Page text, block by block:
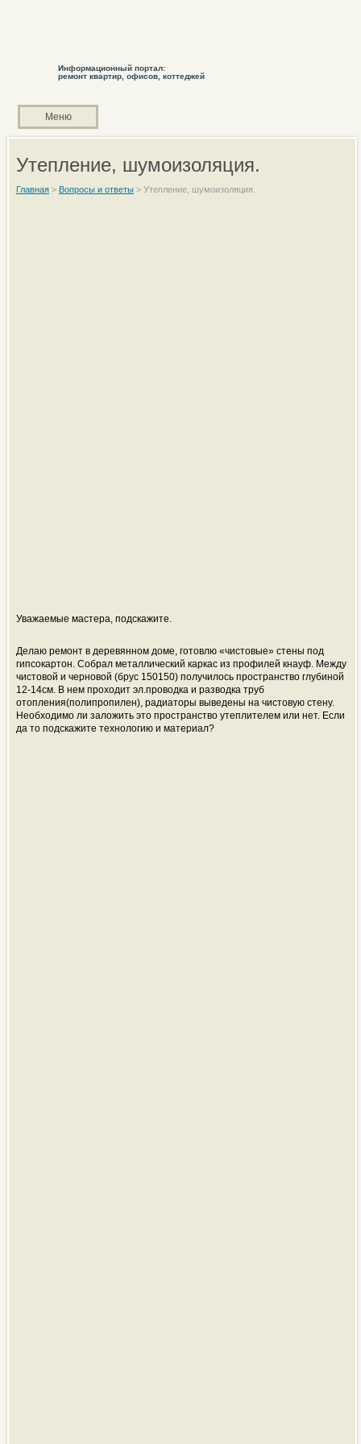
Информационный портал:
ремонт квартир, офисов, коттеджей
Меню
Утепление, шумоизоляция.
Главная> Вопросы и ответы> Утепление, шумоизоляция.
Уважаемые мастера, подскажите.
Делаю ремонт в деревянном доме, готовлю «чистовые» стены под
гипсокартон. Собрал металлический каркас из профилей кнауф. Между
чистовой и черновой (брус 150150) получилось пространство глубиной
12-14см. В нем проходит эл.проводка и разводка труб
отопления(полипропилен), радиаторы выведены на чистовую стену.
Необходимо ли заложить это пространство утеплителем или нет. Если
да то подскажите технологию и материал?